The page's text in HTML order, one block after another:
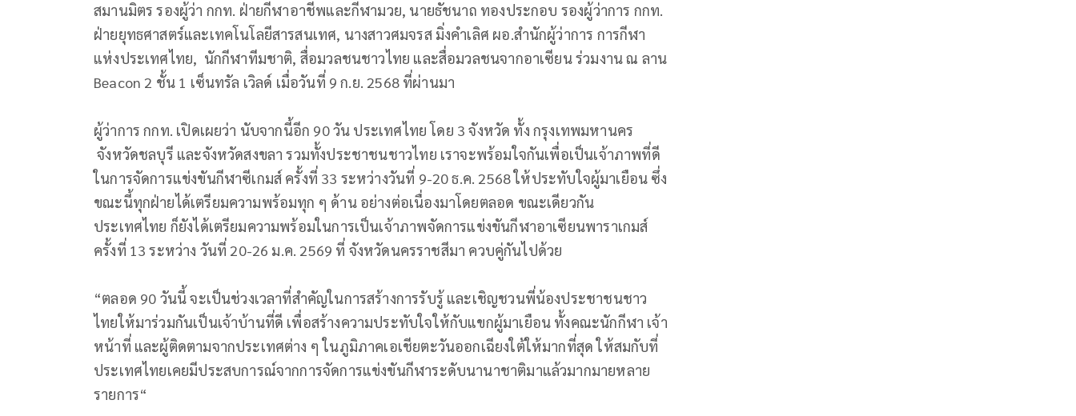
สมานมิตร รองผู้ว่า กกท. ฝ่ายกีฬาอาชีพและกีฬามวย, นายธัชนาถ ทองประกอบ รองผู้ว่าการ กกท.
ฝ่ายยุทธศาสตร์และเทคโนโลยีสารสนเทศ, นางสาวศมจรส มิ่งคำเลิศ ผอ.สำนักผู้ว่าการ การกีฬา
แห่งประเทศไทย, นักกีฬาทีมชาติ, สื่อมวลชนชาวไทย และสื่อมวลชนจากอาเซียน ร่วมงาน ณ ลาน
Beacon 2 ชั้น 1 เซ็นทรัล เวิลด์ เมื่อวันที่ 9 ก.ย. 2568 ที่ผ่านมา
ผู้ว่าการ กกท. เปิดเผยว่า นับจากนี้อีก 90 วัน ประเทศไทย โดย 3 จังหวัด ทั้ง กรุงเทพมหานคร
จังหวัดชลบุรี และจังหวัดสงขลา รวมทั้งประชาชนชาวไทย เราจะพร้อมใจกันเพื่อเป็นเจ้าภาพที่ดี
ในการจัดการแข่งขันกีฬาซีเกมส์ ครั้งที่ 33 ระหว่างวันที่ 9-20 ธ.ค. 2568 ให้ประทับใจผู้มาเยือน ซึ่ง
ขณะนี้ทุกฝ่ายได้เตรียมความพร้อมทุก ๆ ด้าน อย่างต่อเนื่องมาโดยตลอด ขณะเดียวกัน
ประเทศไทย ก็ยังได้เตรียมความพร้อมในการเป็นเจ้าภาพจัดการแข่งขันกีฬาอาเซียนพาราเกมส์
ครั้งที่ 13 ระหว่าง วันที่ 20-26 ม.ค. 2569 ที่ จังหวัดนครราชสีมา ควบคู่กันไปด้วย
“ตลอด 90 วันนี้ จะเป็นช่วงเวลาที่สำคัญในการสร้างการรับรู้ และเชิญชวนพี่น้องประชาชนชาว
ไทยให้มาร่วมกันเป็นเจ้าบ้านที่ดี เพื่อสร้างความประทับใจให้กับแขกผู้มาเยือน ทั้งคณะนักกีฬา เจ้า
หน้าที่ และผู้ติดตามจากประเทศต่าง ๆ ในภูมิภาคเอเชียตะวันออกเฉียงใต้ให้มากที่สุด ให้สมกับที่
ประเทศไทยเคยมีประสบการณ์จากการจัดการแข่งขันกีฬาระดับนานาชาติมาแล้วมากมายหลาย
รายการ“